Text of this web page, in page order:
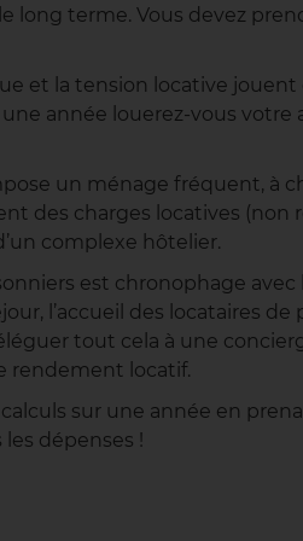
long terme. Vous devez
et la tension locative
année louerez-vous
un ménage fréquent, à
des charges locatives (non
complexe hôtelier.
est chronophage
l’accueil des locataires de
tout cela à une
rendement locatif.
sur une année en
dépenses !